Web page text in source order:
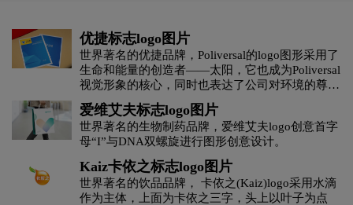
茶logo设计 C字母酒店logo设计 橙色logo设计
杜松子酒logo设计 地产logo设计 电logo设计
地铁logo设计 大学logo设计 电子产品logo设计
D字母酒店logo设计 E字母酒店logo设计
优捷标志logo图片
世界著名的优捷品牌，Poliversal的logo图形采用了
生命和能量的创造者——太阳，它也成为Poliversal
视觉形象的核心，同时也表达了公司对环境的尊重
和关心。
爱维艾夫标志logo图片
世界著名的生物制药品牌，爱维艾夫logo创意首字
母“I”与DNA双螺旋进行图形创意设计。
Kaiz卡依之标志logo图片
世界著名的饮品品牌， 卡依之(Kaiz)logo采用水滴
作为主体，上面为卡依之三字，头上以叶子为点